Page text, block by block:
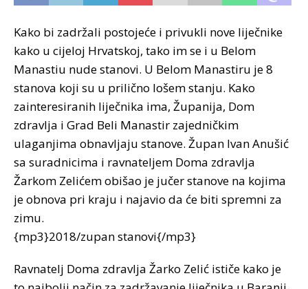
Kako bi zadržali postojeće i privukli nove liječnike
kako u cijeloj Hrvatskoj, tako im se i u Belom
Manastiu nude stanovi. U Belom Manastiru je 8
stanova koji su u prilično lošem stanju. Kako
zainteresiranih liječnika ima, Županija, Dom
zdravlja i Grad Beli Manastir zajedničkim
ulaganjima obnavljaju stanove. Župan Ivan Anušić
sa suradnicima i ravnateljem Doma zdravlja
Žarkom Zelićem obišao je jučer stanove na kojima
je obnova pri kraju i najavio da će biti spremni za
zimu.
{mp3}2018/zupan stanovi{/mp3}
Ravnatelj Doma zdravlja Žarko Zelić ističe kako je